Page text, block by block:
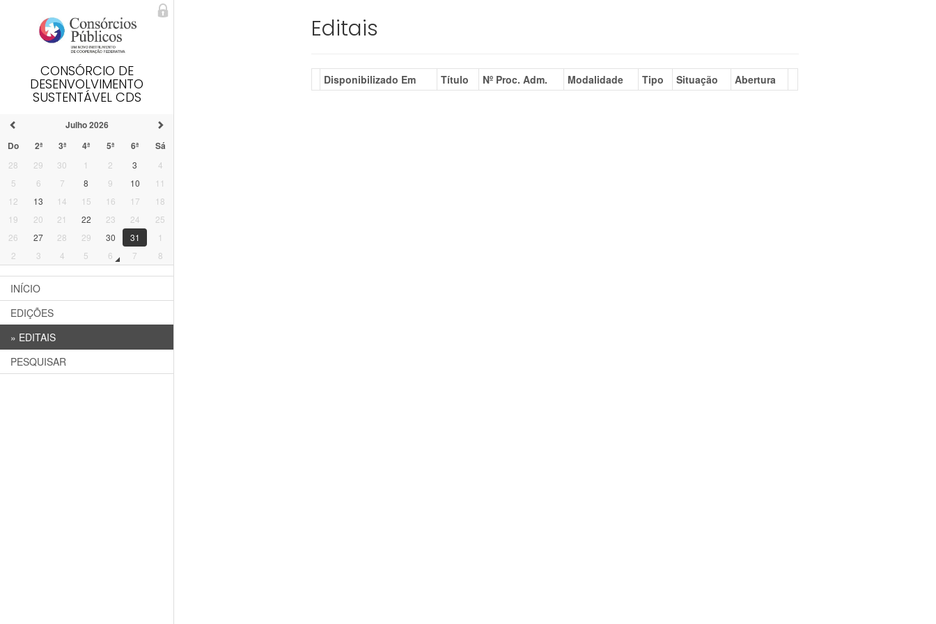
CONSÓRCIO DE
DESENVOLVIMENTO
SUSTENTÁVEL CDS
Julho 2026
Do
2ª 3ª 4ª 5ª 6ª Sá
28 29 30 1 2 3
4
5
6 7 8 9 10
11
12
13 14 15 16 17
18
19
20 21 22 23 24
25
26
27 28 29 30 31
1
2
3 4 5 6 7 8
INÍCIO
EDIÇÕES
» EDITAIS
PESQUISAR
Editais
Disponibilizado Em Título Nº Proc. Adm. Modalidade Tipo Situação Abertura